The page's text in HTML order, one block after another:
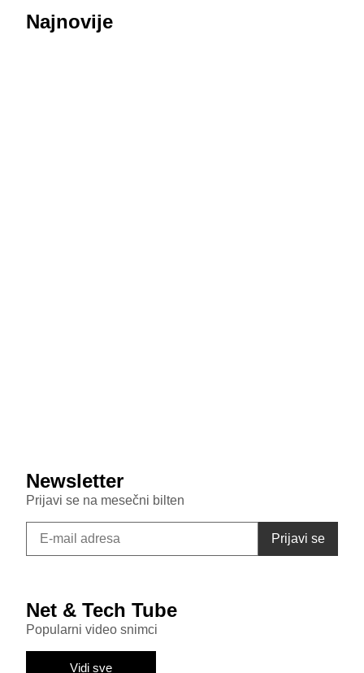
Najnovije
Newsletter
Prijavi se na mesečni bilten
Net & Tech Tube
Popularni video snimci
Vidi sve